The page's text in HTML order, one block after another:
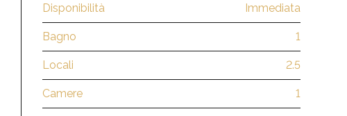
Disponibilità Immediata
Bagno 1
Locali 2.5
Camere 1